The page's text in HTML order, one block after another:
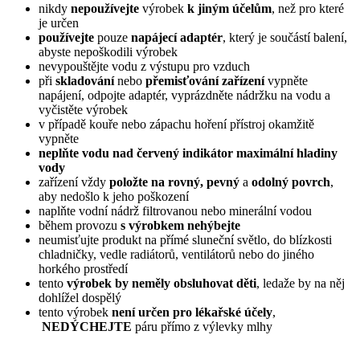
nikdy nepoužívejte výrobek k jiným účelům, než pro které
je určen
používejte pouze napájecí adaptér, který je součástí balení,
abyste nepoškodili výrobek
nevypouštějte vodu z výstupu pro vzduch
při skladovánínebo přemisťování zařízenívypněte
napájení, odpojte adaptér, vyprázdněte nádržku na vodu a
vyčistěte výrobek
v případě kouře nebo zápachu hoření přístroj okamžitě
vypněte
neplňte vodu nad červený indikátor maximální hladiny
vody
zařízení vždy položte na rovný, pevný a odolný povrch,
aby nedošlo k jeho poškození
naplňte vodní nádrž filtrovanou nebo minerální vodou
během provozu s výrobkem nehýbejte
neumisťujte produkt na přímé sluneční světlo, do blízkosti
chladničky, vedle radiátorů, ventilátorů nebo do jiného
horkého prostředí
tento výrobek by neměly obsluhovat děti, ledaže by na něj
dohlížel dospělý
tento výrobek není určen pro lékařské účely,
NEDÝCHEJTE páru přímo z výlevky mlhy